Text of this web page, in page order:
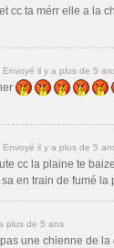
cc ta mérr elle a la
Envoyé il y a plus de 5
Envoyé il y a plus de 5
cc la plaine te
sa en train de fumé
plus de 5 ans
une chienne de